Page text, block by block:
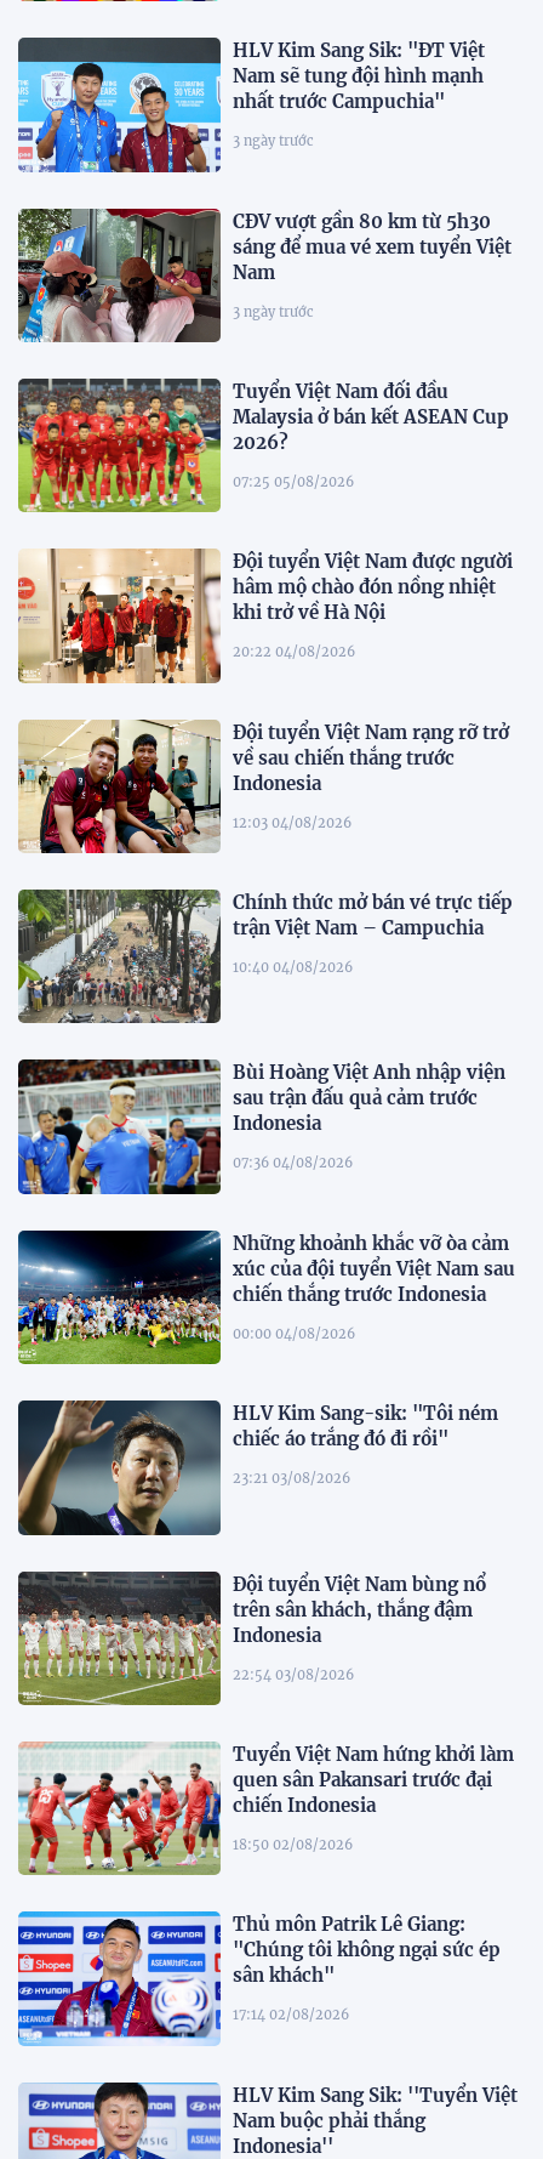
HLV Kim Sang Sik: "ĐT Việt
Nam sẽ tung đội hình mạnh
nhất trước Campuchia"
3 ngày trước
CĐV vượt gần 80 km từ 5h30
sáng để mua vé xem tuyển Việt
Nam
3 ngày trước
Tuyển Việt Nam đối đầu
Malaysia ở bán kết ASEAN Cup
2026?
07:25 05/08/2026
Đội tuyển Việt Nam được người
hâm mộ chào đón nồng nhiệt
khi trở về Hà Nội
20:22 04/08/2026
Đội tuyển Việt Nam rạng rỡ trở
về sau chiến thắng trước
Indonesia
12:03 04/08/2026
Chính thức mở bán vé trực tiếp
trận Việt Nam – Campuchia
10:40 04/08/2026
Bùi Hoàng Việt Anh nhập viện
sau trận đấu quả cảm trước
Indonesia
07:36 04/08/2026
Những khoảnh khắc vỡ òa cảm
xúc của đội tuyển Việt Nam sau
chiến thắng trước Indonesia
00:00 04/08/2026
HLV Kim Sang-sik: "Tôi ném
chiếc áo trắng đó đi rồi"
23:21 03/08/2026
Đội tuyển Việt Nam bùng nổ
trên sân khách, thắng đậm
Indonesia
22:54 03/08/2026
Tuyển Việt Nam hứng khởi làm
quen sân Pakansari trước đại
chiến Indonesia
18:50 02/08/2026
Thủ môn Patrik Lê Giang:
"Chúng tôi không ngại sức ép
sân khách"
17:14 02/08/2026
HLV Kim Sang Sik: ''Tuyển Việt
Nam buộc phải thắng
Indonesia''